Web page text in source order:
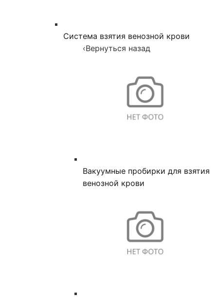
Система взятия венозной крови
‹Вернуться назад
Вакуумные пробирки для взятия
венозной крови